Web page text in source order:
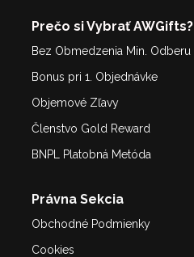
Prečo si Vybrať AWGifts?
Bez Obmedzenia Min. Odberu
Bonus pri 1. Objednávke
Objemové Zľavy
Členstvo Gold Reward
BNPL Platobná Metóda
Právna Sekcia
Obchodné Podmienky
Cookies